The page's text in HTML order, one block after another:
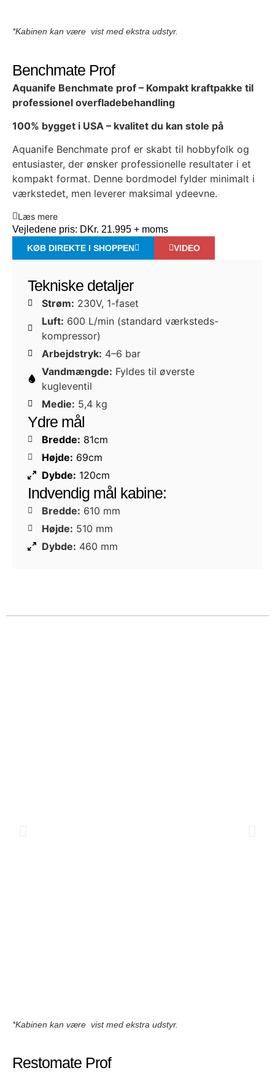
*Kabinen kan være vist med ekstra udstyr.
Benchmate Prof
Aquanife Benchmate prof – Kompakt kraftpakke til
professionel overfladebehandling
100% bygget i USA – kvalitet du kan stole på
Aquanife Benchmate prof er skabt til hobbyfolk og
entusiaster, der ønsker professionelle resultater i et
kompakt format. Denne bordmodel fylder minimalt i
værkstedet, men leverer maksimal ydeevne.
Læs mere
Vejledene pris: DKr. 21.995 + moms
KØB DIREKTE I SHOPPEN VIDEO
Tekniske detaljer
Strøm: 230V, 1-faset
Luft: 600 L/min (standard værksteds-
kompressor)
Arbejdstryk: 4–6 bar
Vandmængde: Fyldes til øverste
kugleventil
Medie: 5,4 kg
Ydre mål
Bredde: 81cm
Højde: 69cm
Dybde: 120cm
Indvendig mål kabine:
Bredde: 610 mm
Højde: 510 mm
Dybde: 460 mm
*Kabinen kan være vist med ekstra udstyr.
Restomate Prof